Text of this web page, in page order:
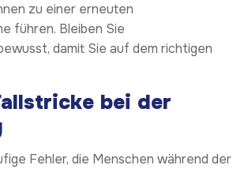
zu einer erneuten
führen. Bleiben Sie
damit Sie auf dem richtigen
bei der
Fehler, die Menschen während der